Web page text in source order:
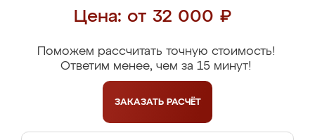
Цена: от 32 000 ₽
Поможем рассчитать точную стоимость!
Ответим менее, чем за 15 минут!
ЗАКАЗАТЬ РАСЧЁТ